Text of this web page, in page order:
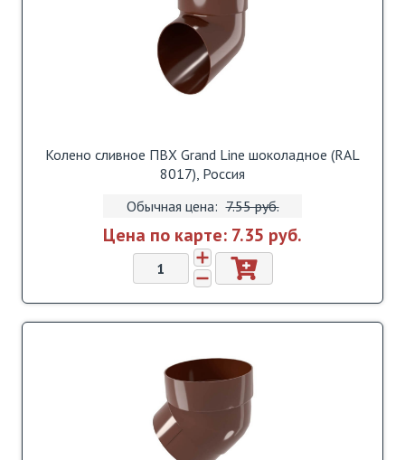
Колено сливное ПВХ Grand Line шоколадное (RAL
8017), Россия
Обычная цена: 7.55 pуб.
Цена по карте: 7.35 pуб.